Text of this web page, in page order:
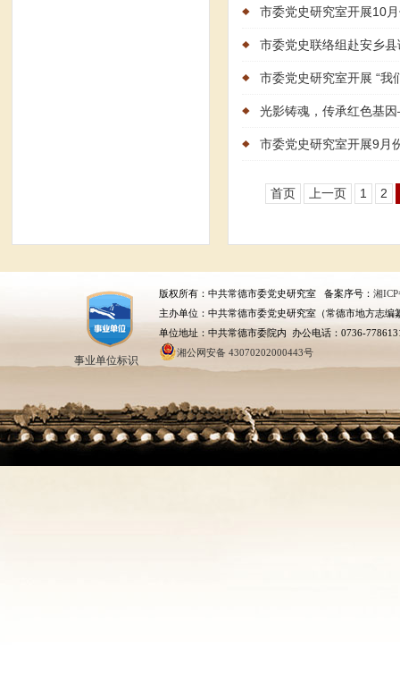
市委党史研究室开展10
市委党史联络组赴安乡
市委党史研究室开展 “我
光影铸魂，传承红色基
市委党史研究室开展9月
首页 上一页 1 2
事业单位标识
版权所有：中共常德市委党史研究室 备案序号： 湘
主办单位：中共常德市委党史研究室（常德市地方志
单位地址：中共常德市委院内 办公电话：0736-
湘公网安备 43070202000443号